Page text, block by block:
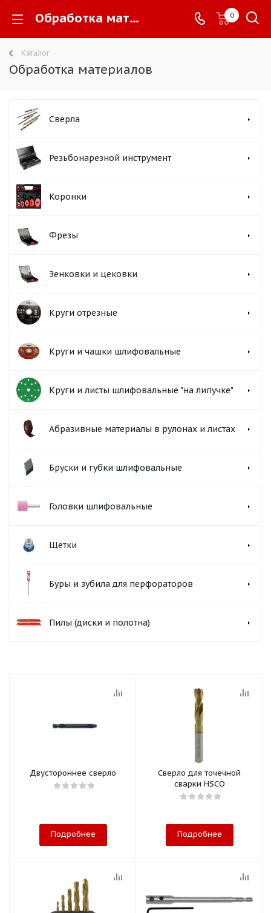
Обработка материалов - 0
Каталог
Обработка материалов
Сверла
Резьбонарезной инструмент
Коронки
Фрезы
Зенковки и цековки
Круги отрезные
Круги и чашки шлифовальные
Круги и листы шлифовальные "на липучке"
Абразивные материалы в рулонах и листах
Бруски и губки шлифовальные
Головки шлифовальные
Щетки
Буры и зубила для перфораторов
Пилы (диски и полотна)
Двустороннее сверло
Подробнее
Сверло для точечной
сварки HSCO
Подробнее